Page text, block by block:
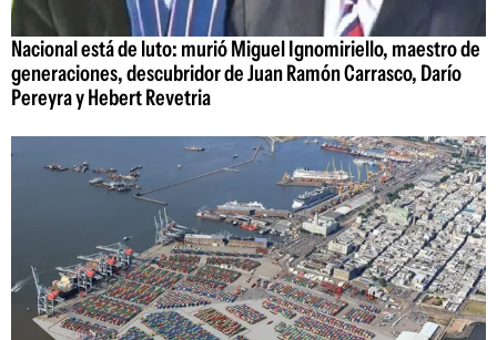
Nacional está de luto: murió Miguel Ignomiriello, maestro de
generaciones, descubridor de Juan Ramón Carrasco, Darío
Pereyra y Hebert Revetria